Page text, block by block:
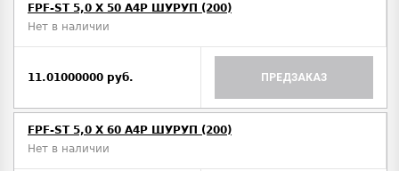
FPF-ST 5,0 X 50 A4P ШУРУП (200)
Нет в наличии
11.01000000 руб. ПРЕДЗАКАЗ
FPF-ST 5,0 X 60 A4P ШУРУП (200)
Нет в наличии